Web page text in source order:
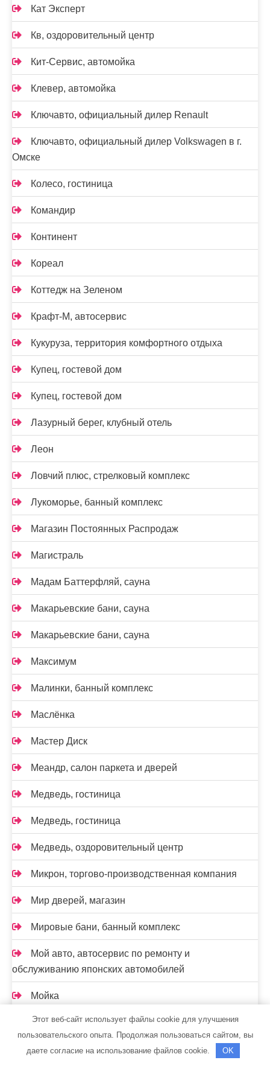
Кат Эксперт
Кв, оздоровительный центр
Кит-Сервис, автомойка
Клевер, автомойка
Ключавто, официальный дилер Renault
Ключавто, официальный дилер Volkswagen в г.
Омске
Колесо, гостиница
Командир
Континент
Кореал
Коттедж на Зеленом
Крафт-М, автосервис
Кукуруза, территория комфортного отдыха
Купец, гостевой дом
Купец, гостевой дом
Лазурный берег, клубный отель
Леон
Ловчий плюс, стрелковый комплекс
Лукоморье, банный комплекс
Магазин Постоянных Распродаж
Магистраль
Мадам Баттерфляй, сауна
Макарьевские бани, сауна
Макарьевские бани, сауна
Максимум
Малинки, банный комплекс
Маслёнка
Мастер Диск
Меандр, салон паркета и дверей
Медведь, гостиница
Медведь, гостиница
Медведь, оздоровительный центр
Микрон, торгово-производственная компания
Мир дверей, магазин
Мировые бани, банный комплекс
Мой авто, автосервис по ремонту и
обслуживанию японских автомобилей
Мойка
Моя родня
Наран, гостиничный комплекс
Этот веб-сайт использует файлы cookie для улучшения
пользовательского опыта. Продолжая пользоваться сайтом, вы
даете согласие на использование файлов cookie.
OK